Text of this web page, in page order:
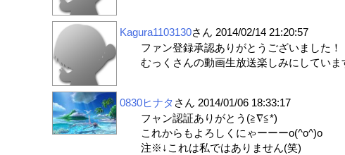
Kagura1103130さん 2014/02/14 21:20:57
ファン登録承認ありがとうございました！
むっくさんの動画生放送楽しみにしていま
0830ヒナタ さん 2014/01/06 18:33:17
フャン認証ありがとう(≧∇≦*)
これからもよろしくにゃーーーo(^o^)o
注※↓これは私ではありません(笑)